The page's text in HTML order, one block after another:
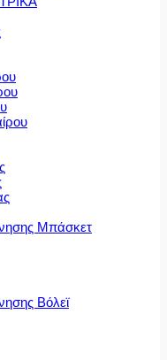
Μπάσκετ
Βόλεϊ